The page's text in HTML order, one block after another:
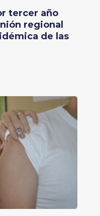
tercer año
regional
de las